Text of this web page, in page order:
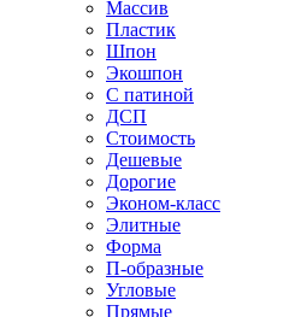
Массив
Пластик
Шпон
Экошпон
С патиной
ДСП
Стоимость
Дешевые
Дорогие
Эконом-класс
Элитные
Форма
П-образные
Угловые
Прямые